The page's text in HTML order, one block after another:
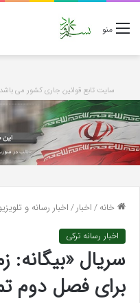
منو
سایت تابع قوانین جاری کشور می
خانه/اخبار/اخبار رسانه و
اخبار رسانه ترکی
برای فصل دوم